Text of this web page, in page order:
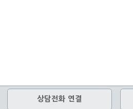
상담전화 연결